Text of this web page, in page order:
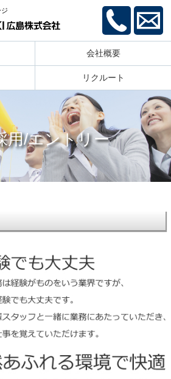
会社概要
リクルート
用/エントリー